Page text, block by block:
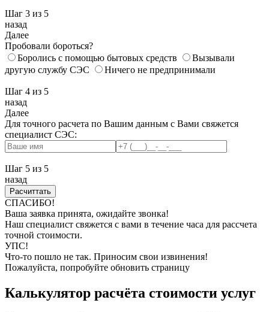
Шаг 3 из 5
назад
Далее
Пробовали бороться?
Боролись с помощью бытовых средств
Вызывали
другую службу СЭС
Ничего не предпринимали
Шаг 4 из 5
назад
Далее
Для точного расчета по Вашим данным с Вами свяжется
специалист СЭС:
Шаг 5 из 5
назад
СПАСИБО!
Ваша заявка принята, ожидайте звонка!
Наш специалист свяжется с вами в течение часа для рассчета
точной стоимости.
УПС!
Что-то пошло не так. Приносим свои извинения!
Пожалуйста, попробуйте обновить страницу
Калькулятор расчёта стоимости услуг